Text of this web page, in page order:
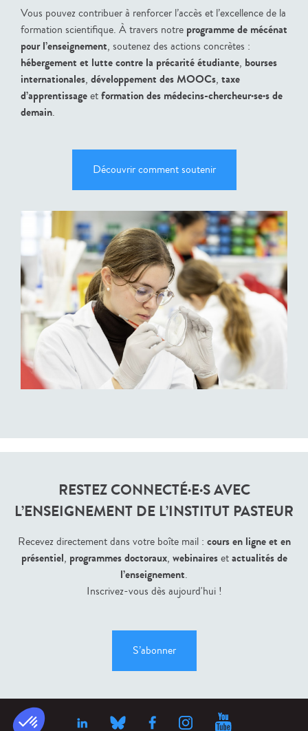
Vous pouvez contribuer à renforcer l’accès et l’excellence de la
formation scientifique. À travers notre programme de mécénat
pour l’enseignement, soutenez des actions concrètes :
hébergement et lutte contre la précarité étudiante, bourses
internationales, développement des MOOCs, taxe
d’apprentissageetformation des médecins-chercheur·se·s de
demain.
Découvrir comment soutenir
RESTEZ CONNECTÉ·E·S AVEC
L’ENSEIGNEMENT DE L’INSTITUT PASTEUR
Recevez directement dans votre boîte mail : cours en ligne et en
présentiel, programmes doctoraux, webinairesetactualités de
l’enseignement.
Inscrivez-vous dès aujourd'hui !
S’abonner